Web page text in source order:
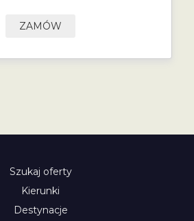
ZAMÓW
Szukaj oferty
Kierunki
Destynacje